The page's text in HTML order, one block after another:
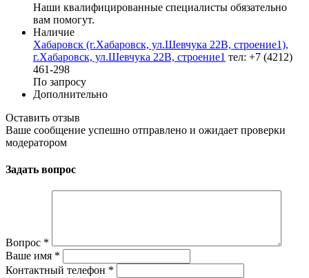
Наши квалифицированные специалисты обязательно
вам помогут.
Наличие
Хабаровск (г.Хабаровск, ул.Шевчука 22В, строение1),
г.Хабаровск, ул.Шевчука 22В, строение1 тел: +7 (4212)
461-298
По запросу
Дополнительно
Оставить отзыв
Ваше сообщение успешно отправлено и ожидает проверки
модератором
Задать вопрос
Вопрос *
Ваше имя *
Контактный телефон *